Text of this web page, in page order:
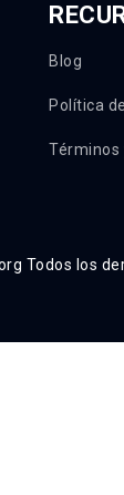
Blog
Política
Términos
Todos los